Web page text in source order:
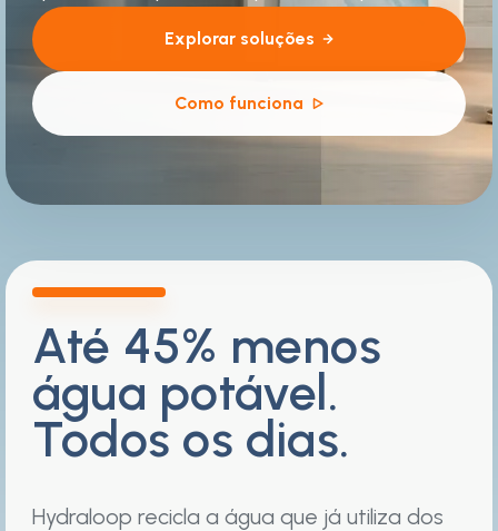
Explorar soluções
Como funciona
Até 45% menos
água potável.
Todos os dias.
Hydraloop recicla a água que já utiliza dos